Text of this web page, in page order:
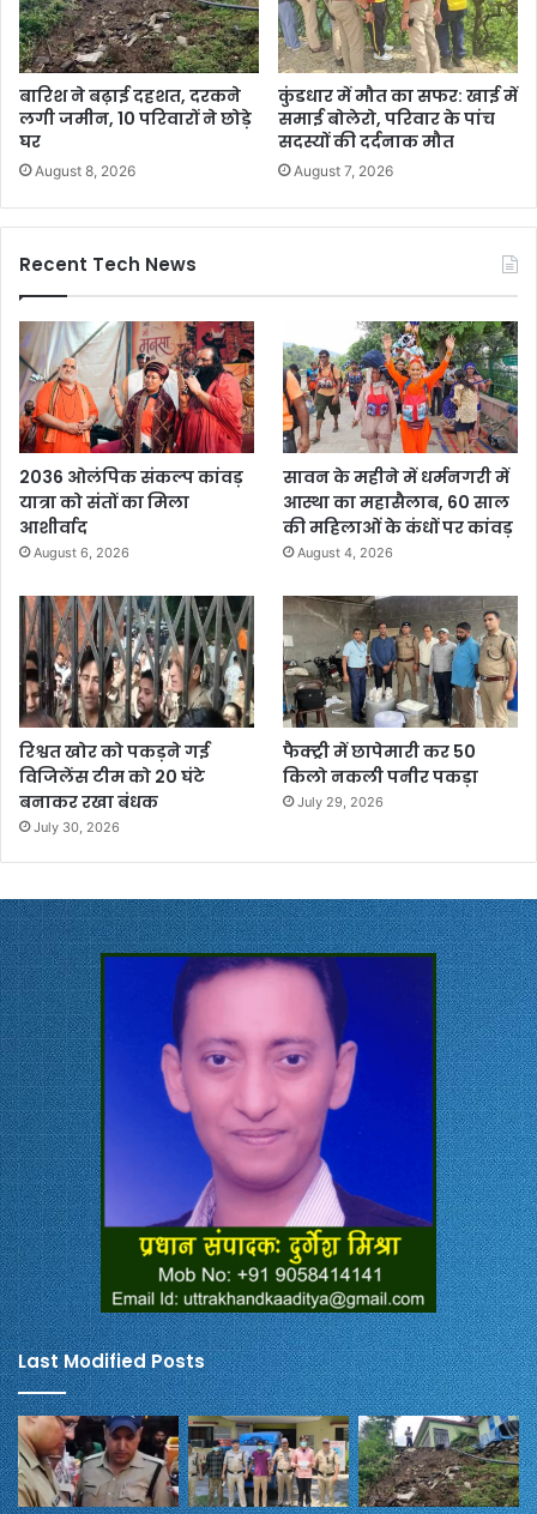
बारिश ने बढ़ाई दहशत, दरकने
लगी जमीन, 10 परिवारों ने छोड़े
घर
August 8, 2026
कुंडधार में मौत का सफर: खाई में
समाई बोलेरो, परिवार के पांच
सदस्यों की दर्दनाक मौत
August 7, 2026
Recent Tech News
2036 ओलंपिक संकल्प कांवड़
यात्रा को संतों का मिला
आशीर्वाद
August 6, 2026
सावन के महीने में धर्मनगरी में
आस्था का महासैलाब, 60 साल
की महिलाओं के कंधों पर कांवड़
August 4, 2026
रिश्वत खोर को पकड़ने गई
विजिलेंस टीम को 20 घंटे
बनाकर रखा बंधक
July 30, 2026
फैक्ट्री में छापेमारी कर 50
किलो नकली पनीर पकड़ा
July 29, 2026
Last Modified Posts